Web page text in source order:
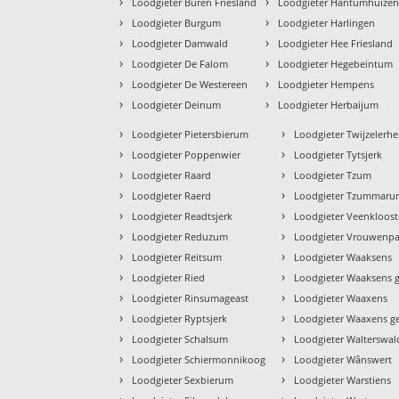
› Loodgieter Burgum
› Loodgieter Damwald
› Loodgieter De Falom
› Loodgieter De Westereen
› Loodgieter Deinum
› Loodgieter Harlingen
› Loodgieter Hee Friesland
› Loodgieter Hegebeintum
› Loodgieter Hempens
› Loodgieter Herbaijum
› Loodgieter Pietersbierum
› Loodgieter Poppenwier
› Loodgieter Raard
› Loodgieter Raerd
› Loodgieter Readtsjerk
› Loodgieter Reduzum
› Loodgieter Reitsum
› Loodgieter Ried
› Loodgieter Rinsumageast
› Loodgieter Ryptsjerk
› Loodgieter Schalsum
› Loodgieter Schiermonnikoog
› Loodgieter Sexbierum
› Loodgieter
› Loodgieter Tytsjerk
› Loodgieter Tzum
› Loodgieter
› Loodgieter
› Loodgieter
› Loodgieter Waaksens
› Loodgieter Waaksens
› Loodgieter Waaxens
› Loodgieter Waaxens
› Loodgieter
› Loodgieter Wânswert
› Loodgieter Warstiens